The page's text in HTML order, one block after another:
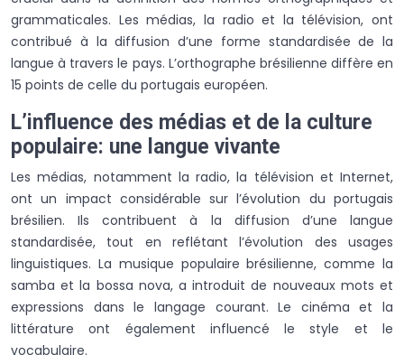
grammaticales. Les médias, la radio et la télévision, ont
contribué à la diffusion d’une forme standardisée de la
langue à travers le pays. L’orthographe brésilienne diffère en
15 points de celle du portugais européen.
L’influence des médias et de la culture
populaire: une langue vivante
Les médias, notamment la radio, la télévision et Internet,
ont un impact considérable sur l’évolution du portugais
brésilien. Ils contribuent à la diffusion d’une langue
standardisée, tout en reflétant l’évolution des usages
linguistiques. La musique populaire brésilienne, comme la
samba et la bossa nova, a introduit de nouveaux mots et
expressions dans le langage courant. Le cinéma et la
littérature ont également influencé le style et le
vocabulaire.